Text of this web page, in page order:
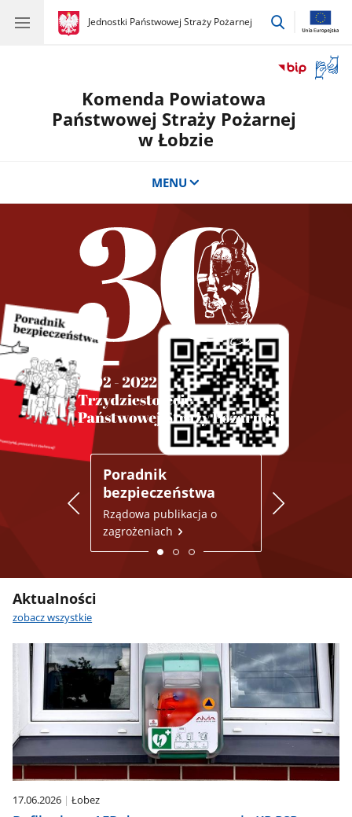
gov.pl
Jednostki Państwowej Straży Pożarnej
gov.pl
Jednostki
przejdź
okno
Komenda Powiatowa
Państwowej Straży Pożarnej
w Łobzie
MENU
Poradnik
bezpieczeństwa
Rządowa publikacja o
zagrożeniach
aplikacja
Aktualności
zobacz wszystkie
17.06.2026 Łobez